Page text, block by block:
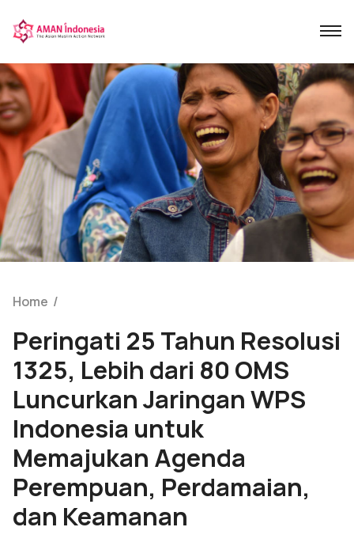
Home /
Peringati 25 Tahun Resolusi
1325, Lebih dari 80 OMS
Luncurkan Jaringan WPS
Indonesia untuk
Memajukan Agenda
Perempuan, Perdamaian,
dan Keamanan